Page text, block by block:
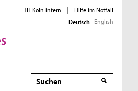
TH Köln intern |
Hilfe im Notfall
Deutsch English
Suche